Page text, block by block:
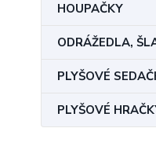
HOUPAČKY
ODRÁŽEDLA,
PLYŠOVÉ
PLYŠOVÉ